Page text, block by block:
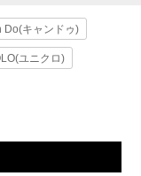
Do(キャンドゥ)
ユニクロ)